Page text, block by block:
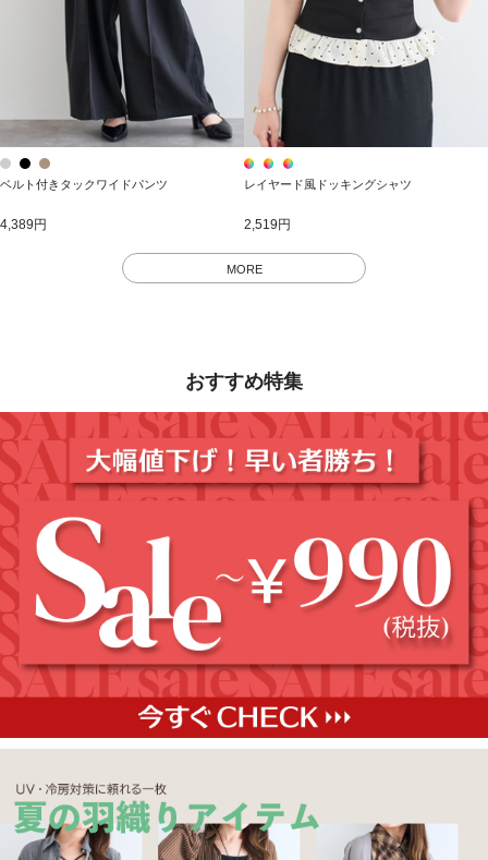
ベルト付きタックワイドパンツ
4,389円
レイヤード風ドッキングシャツ
2,519円
MORE
おすすめ特集